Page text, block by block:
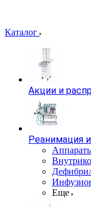
Каталог
Акции и
Реанимация
Еще